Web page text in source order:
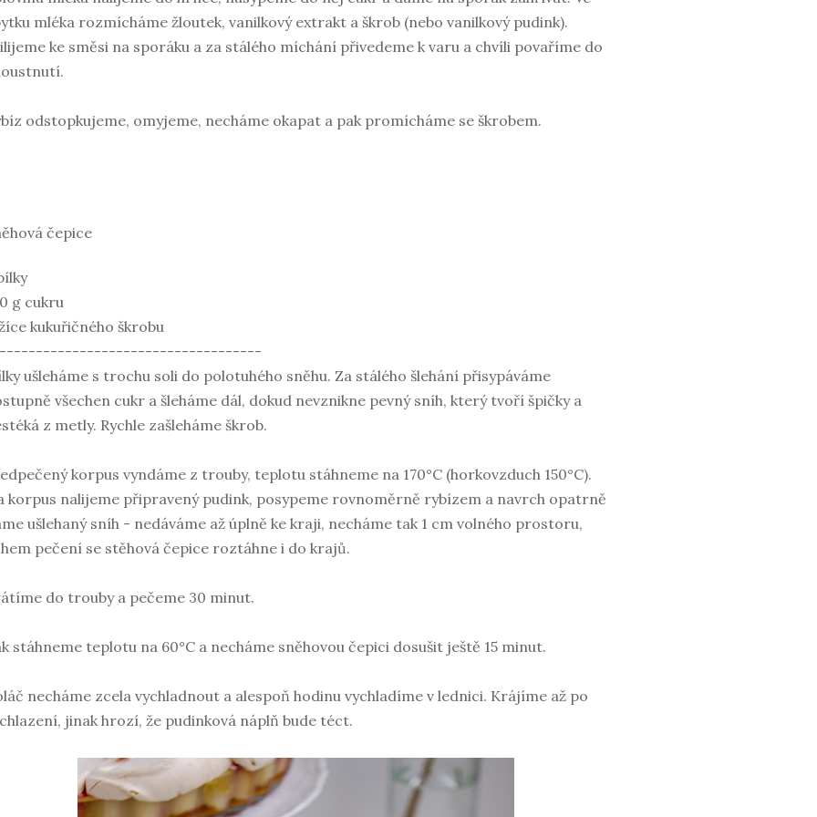
mléka rozmícháme žloutek, vanilkový extrakt a škrob (nebo vanilkový pudink).
ke směsi na sporáku a za stálého míchání přivedeme k varu a chvíli povaříme do
odstopkujeme, omyjeme, necháme okapat a pak promícháme se škrobem.
čepice
g cukru
kukuřičného škrobu
ušleháme s trochu soli do polotuhého sněhu. Za stálého šlehání přisypáváme
všechen cukr a šleháme dál, dokud nevznikne pevný sníh, který tvoří špičky a
z metly. Rychle zašleháme škrob.
korpus vyndáme z trouby, teplotu stáhneme na 170°C (horkovzduch 150°C).
korpus nalijeme připravený pudink, posypeme rovnoměrně rybízem a navrch opatrně
ušlehaný sníh - nedáváme až úplně ke kraji, necháme tak 1 cm volného prostoru,
pečení se stěhová čepice roztáhne i do krajů.
do trouby a pečeme 30 minut.
stáhneme teplotu na 60°C a necháme sněhovou čepici dosušit ještě 15 minut.
necháme zcela vychladnout a alespoň hodinu vychladíme v lednici. Krájíme až po
jinak hrozí, že pudinková náplň bude téct.